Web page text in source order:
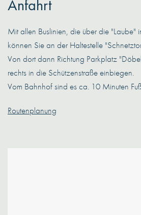
Anfahrt
Mit allen Buslinien, die über die "Laube"
können Sie an der Haltestelle
Von dort dann Richtung Parkplatz
rechts in die Schützenstraße einbiegen.
Vom Bahnhof sind es ca. 10 Minuten
Routenplanung